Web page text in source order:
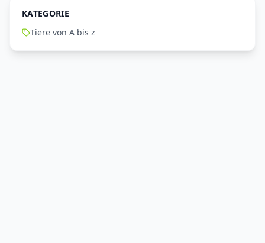
KATEGORIE
Tiere von A bis z